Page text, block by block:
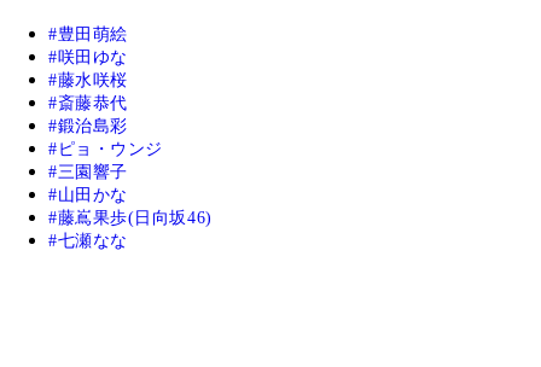
豊田萌絵
咲田ゆな
藤水咲桜
斎藤恭代
鍛治島彩
ピョ・ウンジ
三園響子
山田かな
藤嶌果歩(日向坂46)
七瀬なな